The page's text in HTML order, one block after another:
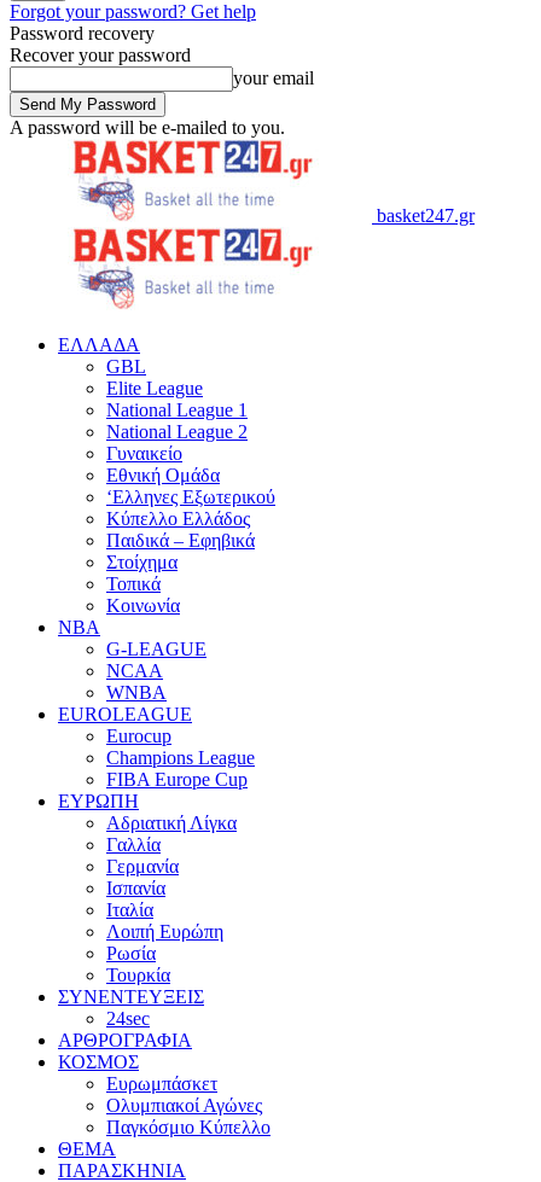
Forgot your password? Get help
Password recovery
Recover your password
your email
A password will be e-mailed to you.
basket247.gr
EΛΛΑΔΑ
GBL
Elite League
National League 1
National League 2
Γυναικείο
Εθνική Ομάδα
‘Ελληνες Εξωτερικού
Κύπελλο Ελλάδος
Παιδικά – Εφηβικά
Στοίχημα
Τοπικά
Κοινωνία
NBA
G-LEAGUE
NCAA
WNBA
ΕUROLEAGUE
Eurocup
Champions League
FIBA Europe Cup
ΕΥΡΩΠΗ
Αδριατική Λίγκα
Γαλλία
Γερμανία
Ισπανία
Ιταλία
Λοιπή Ευρώπη
Ρωσία
Τουρκία
ΣΥΝΕΝΤΕΥΞΕΙΣ
24sec
ΑΡΘΡΟΓΡΑΦΙΑ
ΚΟΣΜΟΣ
Ευρωμπάσκετ
Ολυμπιακοί Αγώνες
Παγκόσμιο Κύπελλο
ΘΕΜΑ
ΠΑΡΑΣΚΗΝΙΑ